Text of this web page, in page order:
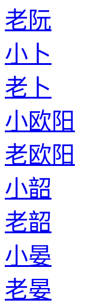
老阮
小卜
老卜
小欧阳
老欧阳
小韶
老韶
小晏
老晏